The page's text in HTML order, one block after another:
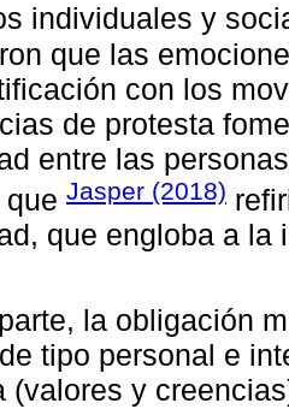
individuales y
que las
con los
de protesta
entre las
Jasper (2018)
que engloba a
la obligación
tipo personal e
(valores y